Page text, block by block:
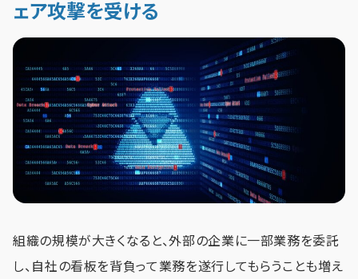
ェア攻撃を受ける
組織の規模が大きくなると、外部の企業に一部業務を委託
し、自社の看板を背負って業務を遂行してもらうことも増え